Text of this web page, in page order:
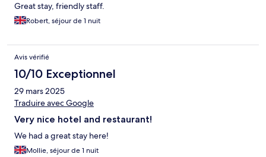
Great stay, friendly staff.
Robert, séjour de 1 nuit
Avis vérifié
10/10 Exceptionnel
29 mars 2025
Traduire avec Google
Very nice hotel and restaurant!
We had a great stay here!
Mollie, séjour de 1 nuit